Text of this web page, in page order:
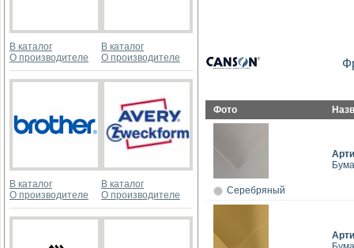
В каталог
О производителе
В каталог
О производителе
В каталог
О производителе
В каталог
О производителе
Фото
Серебряный